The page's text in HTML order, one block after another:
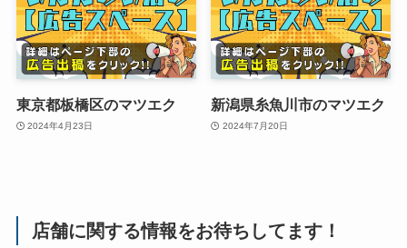
東京都板橋区のマツエク
2024年4月23日
新潟県糸魚川市のマツエク
2024年7月20日
店舗に関する情報をお待ちしてます！